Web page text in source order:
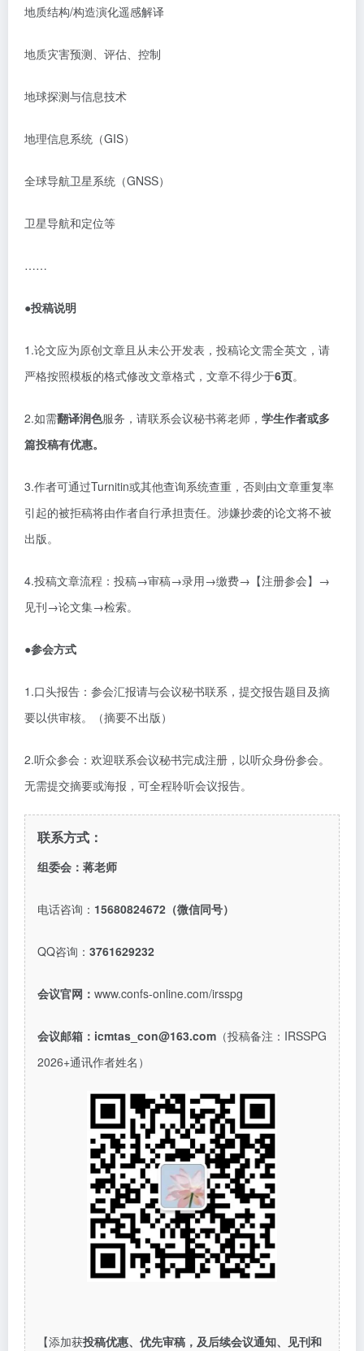
地质结构/构造演化遥感解译
地质灾害预测、评估、控制
地球探测与信息技术
地理信息系统（GIS）
全球导航卫星系统（GNSS）
卫星导航和定位等
……
●投稿说明
1.论文应为原创文章且从未公开发表，投稿论文需全英文，请
严格按照模板的格式修改文章格式，文章不得少于6页。
2.如需翻译润色服务，请联系会议秘书蒋老师， 学生作者或多
篇投稿有优惠。
3.作者可通过Turnitin或其他查询系统查重，否则由文章重复率
引起的被拒稿将由作者自行承担责任。涉嫌抄袭的论文将不被
出版。
4.投稿文章流程：投稿→审稿→录用→缴费→【注册参会】→
见刊→论文集→检索。
●参会方式
1.口头报告：参会汇报请与会议秘书联系，提交报告题目及摘
要以供审核。（摘要不出版）
2.听众参会：欢迎联系会议秘书完成注册，以听众身份参会。
无需提交摘要或海报，可全程聆听会议报告。
联系方式：
组委会：蒋老师
电话咨询： 15680824672（微信同号）
QQ咨询： 3761629232
会议官网： www.confs-online.com/irsspg
会议邮箱： icmtas_con@163.com （投稿备注：IRSSPG
2026+通讯作者姓名）
【添加获投稿优惠、优先审稿，及后续会议通知、见刊和